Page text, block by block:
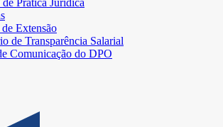
Prática Jurídica
Extensão
de Transparência Salarial
Comunicação do DPO